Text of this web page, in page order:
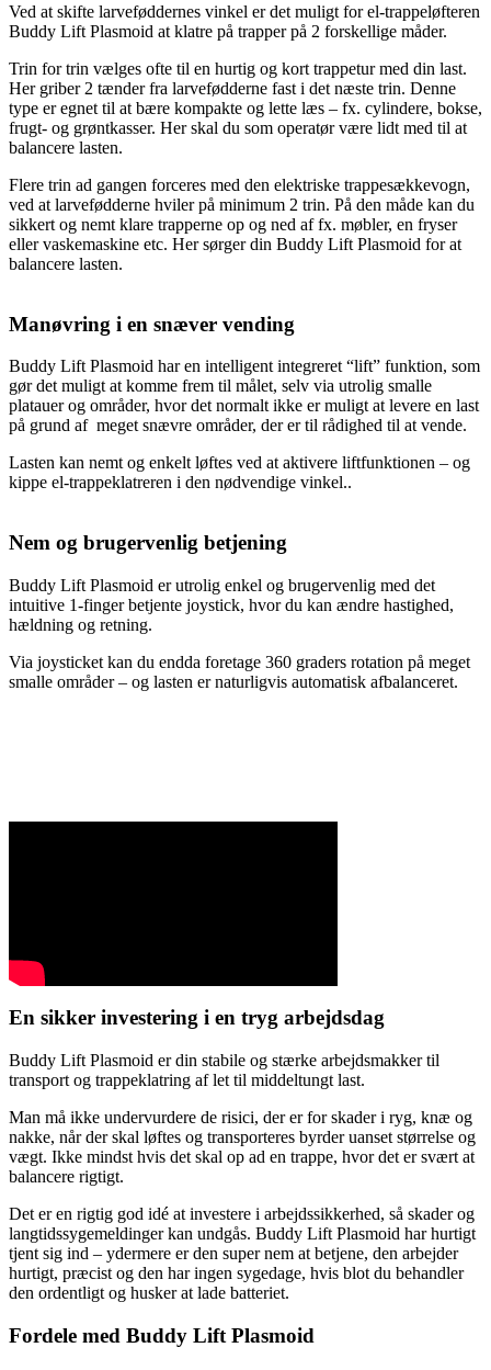
Ved at skifte larveføddernes vinkel er det muligt for el-trappeløfteren
Buddy Lift Plasmoid at klatre på trapper på 2 forskellige måder.
Trin for trin vælges ofte til en hurtig og kort trappetur med din last.
Her griber 2 tænder fra larvefødderne fast i det næste trin. Denne
type er egnet til at bære kompakte og lette læs – fx. cylindere, bokse,
frugt- og grøntkasser. Her skal du som operatør være lidt med til at
balancere lasten.
Flere trin ad gangen forceres med den elektriske trappesækkevogn,
ved at larvefødderne hviler på minimum 2 trin. På den måde kan du
sikkert og nemt klare trapperne op og ned af fx. møbler, en fryser
eller vaskemaskine etc. Her sørger din Buddy Lift Plasmoid for at
balancere lasten.
Manøvring i en snæver vending
Buddy Lift Plasmoid har en intelligent integreret “lift” funktion, som
gør det muligt at komme frem til målet, selv via utrolig smalle
platauer og områder, hvor det normalt ikke er muligt at levere en last
på grund af meget snævre områder, der er til rådighed til at vende.
Lasten kan nemt og enkelt løftes ved at aktivere liftfunktionen – og
kippe el-trappeklatreren i den nødvendige vinkel..
Nem og brugervenlig betjening
Buddy Lift Plasmoid er utrolig enkel og brugervenlig med det
intuitive 1-finger betjente joystick, hvor du kan ændre hastighed,
hældning og retning.
Via joysticket kan du endda foretage 360 graders rotation på meget
smalle områder – og lasten er naturligvis automatisk afbalanceret.
En sikker investering i en tryg arbejdsdag
Buddy Lift Plasmoid er din stabile og stærke arbejdsmakker til
transport og trappeklatring af let til middeltungt last.
Man må ikke undervurdere de risici, der er for skader i ryg, knæ og
nakke, når der skal løftes og transporteres byrder uanset størrelse og
vægt. Ikke mindst hvis det skal op ad en trappe, hvor det er svært at
balancere rigtigt.
Det er en rigtig god idé at investere i arbejdssikkerhed, så skader og
langtidssygemeldinger kan undgås. Buddy Lift Plasmoid har hurtigt
tjent sig ind – ydermere er den super nem at betjene, den arbejder
hurtigt, præcist og den har ingen sygedage, hvis blot du behandler
den ordentligt og husker at lade batteriet.
Fordele med Buddy Lift Plasmoid